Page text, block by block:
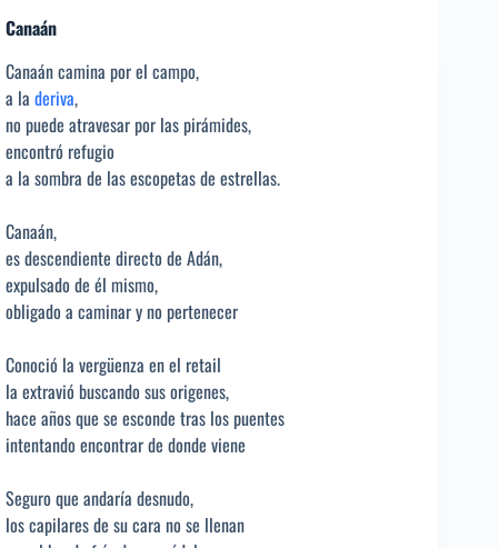
Canaán
Canaán camina por el campo,
a la deriva,
no puede atravesar por las pirámides,
encontró refugio
a la sombra de las escopetas de estrellas.
Canaán,
es descendiente directo de Adán,
expulsado de él mismo,
obligado a caminar y no pertenecer
Conoció la vergüenza en el retail
la extravió buscando sus origenes,
hace años que se esconde tras los puentes
intentando encontrar de donde viene
Seguro que andaría desnudo,
los capilares de su cara no se llenan